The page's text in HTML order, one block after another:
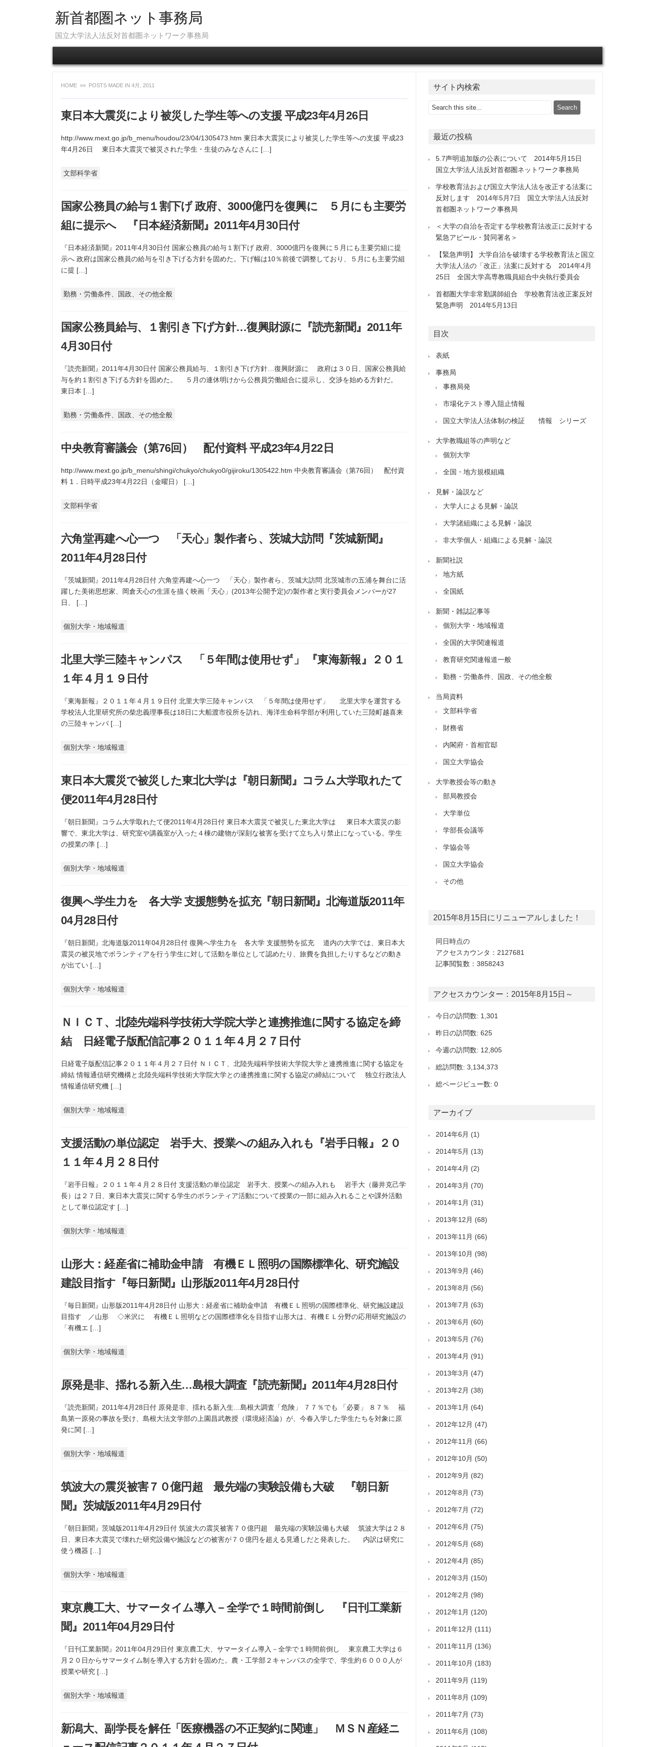
新首都圏ネット事務局
国立大学法人法反対首都圏ネットワーク事務局
HOME »» POSTS MADE IN 4月, 2011
東日本大震災により被災した学生等への支援 平成23年4月26日
http://www.mext.go.jp/b_menu/houdou/23/04/1305473.htm 東日本大震災により被災した学生等への支援 平成23
年4月26日 東日本大震災で被災された学生・生徒のみなさんに […]
文部科学省
国家公務員の給与１割下げ 政府、3000億円を復興に ５月にも主要労
組に提示へ 『日本経済新聞』2011年4月30日付
『日本経済新聞』2011年4月30日付 国家公務員の給与１割下げ 政府、3000億円を復興に５月にも主要労組に提
示へ 政府は国家公務員の給与を引き下げる方針を固めた。下げ幅は10％前後で調整しており、５月にも主要労組
に提 […]
勤務・労働条件、国政、その他全般
国家公務員給与、１割引き下げ方針…復興財源に『読売新聞』2011年
4月30日付
『読売新聞』2011年4月30日付 国家公務員給与、１割引き下げ方針…復興財源に 政府は３０日、国家公務員給
与を約１割引き下げる方針を固めた。 ５月の連休明けから公務員労働組合に提示し、交渉を始める方針だ。
東日本 […]
勤務・労働条件、国政、その他全般
中央教育審議会（第76回） 配付資料 平成23年4月22日
http://www.mext.go.jp/b_menu/shingi/chukyo/chukyo0/gijiroku/1305422.htm 中央教育審議会（第76回） 配付資
料 1．日時平成23年4月22日（金曜日） […]
文部科学省
六角堂再建へ心一つ 「天心」製作者ら、茨城大訪問『茨城新聞』
2011年4月28日付
『茨城新聞』2011年4月28日付 六角堂再建へ心一つ 「天心」製作者ら、茨城大訪問 北茨城市の五浦を舞台に活
躍した美術思想家、岡倉天心の生涯を描く映画「天心」(2013年公開予定)の製作者と実行委員会メンバーが27
日、 […]
個別大学・地域報道
北里大学三陸キャンパス 「５年間は使用せず」 『東海新報』２０１
１年４月１９日付
『東海新報』２０１１年４月１９日付 北里大学三陸キャンパス 「５年間は使用せず」 北里大学を運営する
学校法人北里研究所の柴忠義理事長は18日に大船渡市役所を訪れ、海洋生命科学部が利用していた三陸町越喜来
の三陸キャンパ […]
個別大学・地域報道
東日本大震災で被災した東北大学は『朝日新聞』コラム大学取れたて
便2011年4月28日付
『朝日新聞』コラム大学取れたて便2011年4月28日付 東日本大震災で被災した東北大学は 東日本大震災の影
響で、東北大学は、研究室や講義室が入った４棟の建物が深刻な被害を受けて立ち入り禁止になっている。学生
の授業の準 […]
個別大学・地域報道
復興へ学生力を 各大学 支援態勢を拡充『朝日新聞』北海道版2011年
04月28日付
『朝日新聞』北海道版2011年04月28日付 復興へ学生力を 各大学 支援態勢を拡充 道内の大学では、東日本大
震災の被災地でボランティアを行う学生に対して活動を単位として認めたり、旅費を負担したりするなどの動き
が出てい […]
個別大学・地域報道
ＮＩＣＴ、北陸先端科学技術大学院大学と連携推進に関する協定を締
結 日経電子版配信記事２０１１年４月２７日付
日経電子版配信記事２０１１年４月２７日付 ＮＩＣＴ、北陸先端科学技術大学院大学と連携推進に関する協定を
締結 情報通信研究機構と北陸先端科学技術大学院大学との連携推進に関する協定の締結について 独立行政法人
情報通信研究機 […]
個別大学・地域報道
支援活動の単位認定 岩手大、授業への組み入れも『岩手日報』２０
１１年４月２８日付
『岩手日報』２０１１年４月２８日付 支援活動の単位認定 岩手大、授業への組み入れも 岩手大（藤井克己学
長）は２７日、東日本大震災に関する学生のボランティア活動について授業の一部に組み入れることや課外活動
として単位認定す […]
個別大学・地域報道
山形大：経産省に補助金申請 有機ＥＬ照明の国際標準化、研究施設
建設目指す『毎日新聞』山形版2011年4月28日付
『毎日新聞』山形版2011年4月28日付 山形大：経産省に補助金申請 有機ＥＬ照明の国際標準化、研究施設建設
目指す ／山形 ◇米沢に 有機ＥＬ照明などの国際標準化を目指す山形大は、有機ＥＬ分野の応用研究施設の
「有機エ […]
個別大学・地域報道
原発是非、揺れる新入生…島根大調査『読売新聞』2011年4月28日付
『読売新聞』2011年4月28日付 原発是非、揺れる新入生…島根大調査「危険」 ７７％でも 「必要」 ８７％ 福
島第一原発の事故を受け、島根大法文学部の上園昌武教授（環境経済論）が、今春入学した学生たちを対象に原
発に関 […]
個別大学・地域報道
筑波大の震災被害７０億円超 最先端の実験設備も大破 『朝日新
聞』茨城版2011年4月29日付
『朝日新聞』茨城版2011年4月29日付 筑波大の震災被害７０億円超 最先端の実験設備も大破 筑波大学は２８
日、東日本大震災で壊れた研究設備や施設などの被害が７０億円を超える見通しだと発表した。 内訳は研究に
使う機器 […]
個別大学・地域報道
東京農工大、サマータイム導入－全学で１時間前倒し 『日刊工業新
聞』2011年04月29日付
『日刊工業新聞』2011年04月29日付 東京農工大、サマータイム導入－全学で１時間前倒し 東京農工大学は６
月２０日からサマータイム制を導入する方針を固めた。農・工学部２キャンパスの全学で、学生約６０００人が
授業や研究 […]
個別大学・地域報道
新潟大、副学長を解任「医療機器の不正契約に関連」 ＭＳＮ産経ニ
サイト内検索
最近の投稿
5.7声明追加版の公表について 2014年5月15日
国立大学法人法反対首都圏ネットワーク事務局
学校教育法および国立大学法人法を改正する法案に
反対します 2014年5月7日 国立大学法人法反対
首都圏ネットワーク事務局
＜大学の自治を否定する学校教育法改正に反対する
緊急アピール・賛同署名＞
【緊急声明】 大学自治を破壊する学校教育法と国立
大学法人法の「改正」法案に反対する 2014年4月
25日 全国大学高専教職員組合中央執行委員会
首都圏大学非常勤講師組合 学校教育法改正案反対
緊急声明 2014年5月13日
目次
表紙
事務局
事務局発
市場化テスト導入阻止情報
国立大学法人法体制の検証 情報 シリーズ
大学教職組等の声明など
個別大学
全国・地方規模組織
見解・論説など
大学人による見解・論説
大学諸組織による見解・論説
非大学個人・組織による見解・論説
新聞社説
地方紙
全国紙
新聞・雑誌記事等
個別大学・地域報道
全国的大学関連報道
教育研究関連報道一般
勤務・労働条件、国政、その他全般
当局資料
文部科学省
財務省
内閣府・首相官邸
国立大学協会
大学教授会等の動き
部局教授会
大学単位
学部長会議等
学協会等
国立大学協会
その他
2015年8月15日にリニューアルしました！
同日時点の
アクセスカウンタ：2127681
記事閲覧数：3858243
アクセスカウンター：2015年8月15日～
今日の訪問数: 1,301
昨日の訪問数: 625
今週の訪問数: 12,805
総訪問数: 3,134,373
総ページビュー数: 0
アーカイブ
2014年6月 (1)
2014年5月 (13)
2014年4月 (2)
2014年3月 (70)
2014年1月 (31)
2013年12月 (68)
2013年11月 (66)
2013年10月 (98)
2013年9月 (46)
2013年8月 (56)
2013年7月 (63)
2013年6月 (60)
2013年5月 (76)
2013年4月 (91)
2013年3月 (47)
2013年2月 (38)
2013年1月 (64)
2012年12月 (47)
2012年11月 (66)
2012年10月 (50)
2012年9月 (82)
2012年8月 (73)
2012年7月 (72)
2012年6月 (75)
2012年5月 (68)
2012年4月 (85)
2012年3月 (150)
2012年2月 (98)
2012年1月 (120)
2011年12月 (111)
2011年11月 (136)
2011年10月 (183)
2011年9月 (119)
2011年8月 (109)
2011年7月 (73)
2011年6月 (108)